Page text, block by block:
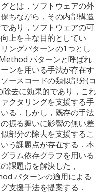
とは，ソフトウェアの外
ちながら，その内部構造
あり，ソフトウェアの可
上を主な目的としてい
ングパターンの1つとし
パターンと呼ばれ
ンを用いる手法が存在す
ースコードの類似部分(コ
除去に効果的であり，これ
クタリングを支援する手
る．しかし，既存の手法
振る舞いに影響の無い差
部分の除去を支援するこ
う課題点が存在する．本
ラム依存グラフを用いる
課題点を解決した，
パターンの適用による
支援手法を提案する．